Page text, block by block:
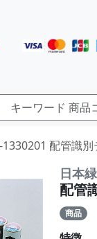
1330201 配管識
日本
配管
商品